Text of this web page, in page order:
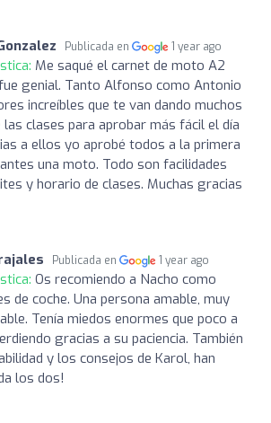
Publicada en 1 year ago
Me saqué el carnet de moto A2
genial. Tanto Alfonso como Antonio
increíbles que te van dando muchos
clases para aprobar más fácil el día
a ellos yo aprobé todos a la primera
una moto. Todo son facilidades
y horario de clases. Muchas gracias
Publicada en 1 year ago
Os recomiendo a Nacho como
de coche. Una persona amable, muy
Tenía miedos enormes que poco a
gracias a su paciencia. También
y los consejos de Karol, han
los dos!